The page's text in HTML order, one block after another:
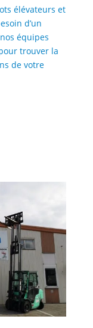
élévateurs et
d’un
équipes
trouver la
de votre